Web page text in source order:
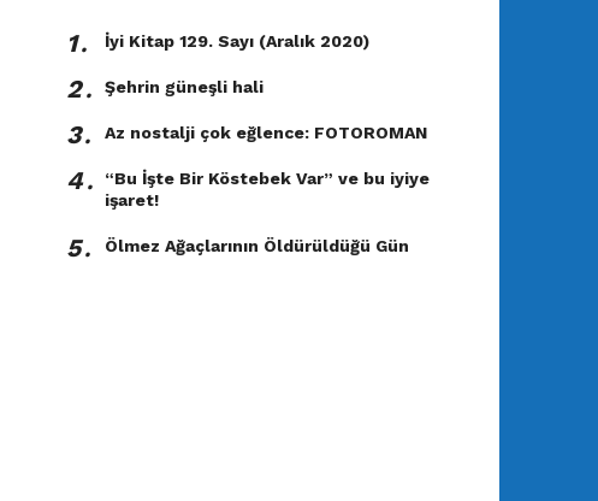
1․ İyi Kitap 129. Sayı (Aralık 2020)
2․ Şehrin güneşli hali
3․ Az nostalji çok eğlence: FOTOROMAN
4․
“Bu İşte Bir Köstebek Var” ve bu iyiye
işaret!
5․ Ölmez Ağaçlarının Öldürüldüğü Gün